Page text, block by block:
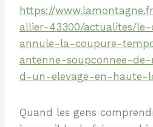
https://
allier-43300/actualites/
annule-la-coupure-
antenne-soupconnee-
d-un-elevage-en-haute-
Quand les gens